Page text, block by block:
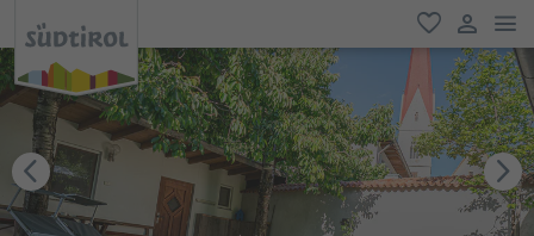
favoriti
user link